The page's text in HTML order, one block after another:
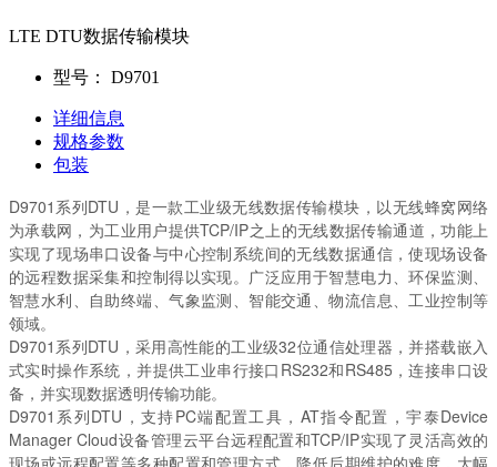
LTE DTU数据传输模块
型号： D9701
详细信息
规格参数
包装
D9701系列DTU，是一款工业级无线数据传输模块，以无线蜂窝网络
为承载网，为工业用户提供TCP/IP之上的无线数据传输通道，功能上
实现了现场串口设备与中心控制系统间的无线数据通信，使现场设备
的远程数据采集和控制得以实现。广泛应用于智慧电力、环保监测、
智慧水利、自助终端、气象监测、智能交通、物流信息、工业控制等
领域。
D9701系列DTU，采用高性能的工业级32位通信处理器，并搭载嵌入
式实时操作系统，并提供工业串行接口RS232和RS485，连接串口设
备，并实现数据透明传输功能。
D9701系列DTU，支持PC端配置工具，AT指令配置，宇泰Device
Manager Cloud设备管理云平台远程配置和TCP/IP实现了灵活高效的
现场或远程配置等多种配置和管理方式，降低后期维护的难度，大幅